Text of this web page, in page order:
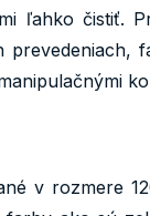
ľahko čistiť.
v rozmere